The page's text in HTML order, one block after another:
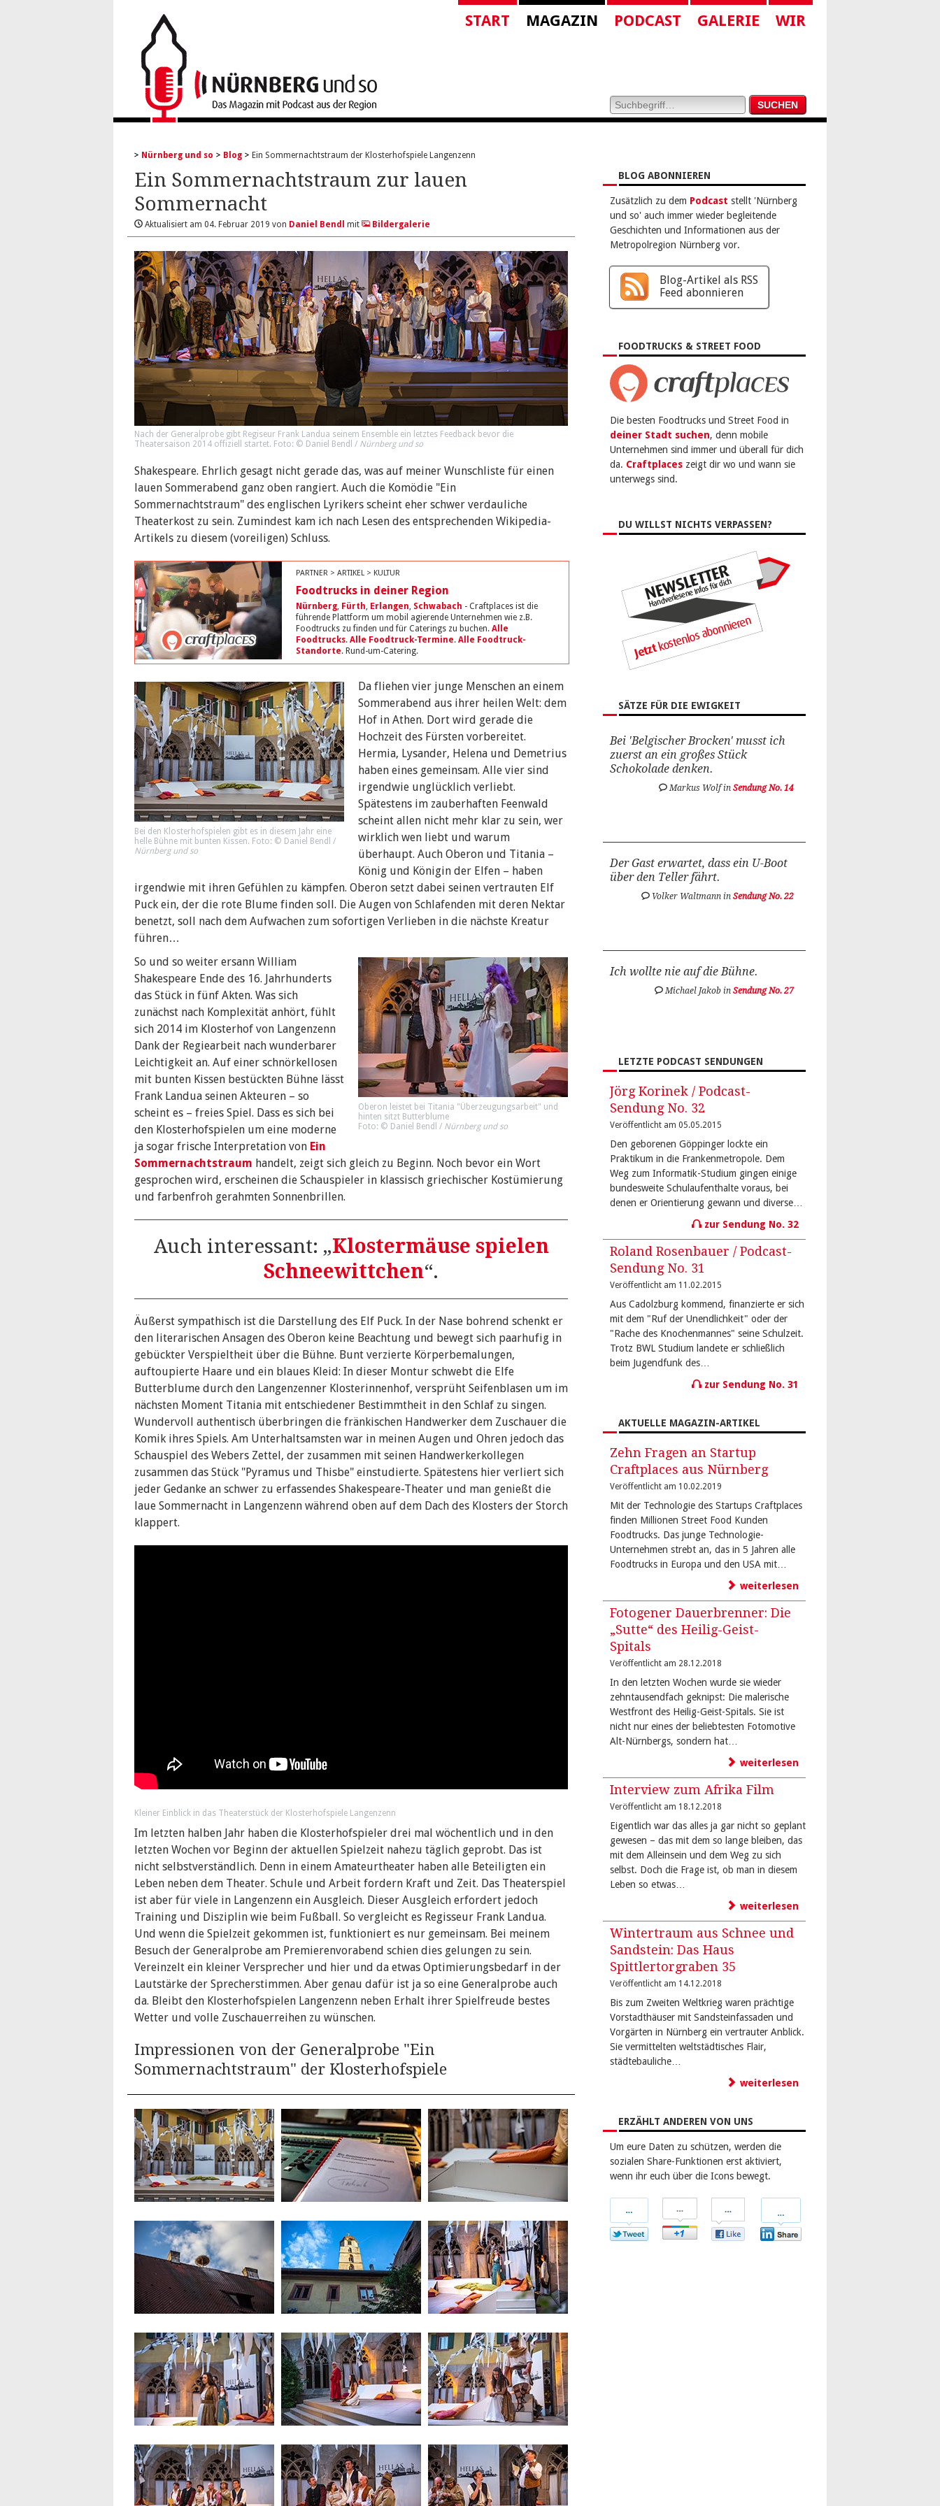
START MAGAZIN PODCAST GALERIE WIR
Nürnberg und so Blog Ein Sommernachtstraum der Klosterhofspiele Langenzenn
Ein Sommernachtstraum zur lauen
Sommernacht
Aktualisiert am 04. Februar 2019 von Daniel Bendl mit Bildergalerie
Nach der Generalprobe gibt Regiseur Frank Landua seinem Ensemble ein letztes Feedback bevor die
Theatersaison 2014 offiziell startet. Foto: © Daniel Bendl / Nürnberg und so
Shakespeare. Ehrlich gesagt nicht gerade das, was auf meiner Wunschliste für einen
lauen Sommerabend ganz oben rangiert. Auch die Komödie "Ein
Sommernachtstraum" des englischen Lyrikers scheint eher schwer verdauliche
Theaterkost zu sein. Zumindest kam ich nach Lesen des entsprechenden Wikipedia-
Artikels zu diesem (voreiligen) Schluss.
PARTNER > ARTIKEL > KULTUR
Foodtrucks in deiner Region
Nürnberg, Fürth, Erlangen, Schwabach - Craftplaces ist die
führende Plattform um mobil agierende Unternehmen wie z.B.
Foodtrucks zu finden und für Caterings zu buchen. Alle
Foodtrucks. Alle Foodtruck-Termine. Alle Foodtruck-
Standorte. Rund-um-Catering.
Bei den Klosterhofspielen gibt es in diesem Jahr eine
helle Bühne mit bunten Kissen. Foto: © Daniel Bendl /
Nürnberg und so
Da fliehen vier junge Menschen an einem
Sommerabend aus ihrer heilen Welt: dem
Hof in Athen. Dort wird gerade die
Hochzeit des Fürsten vorbereitet.
Hermia, Lysander, Helena und Demetrius
haben eines gemeinsam. Alle vier sind
irgendwie unglücklich verliebt.
Spätestens im zauberhaften Feenwald
scheint allen nicht mehr klar zu sein, wer
wirklich wen liebt und warum
überhaupt. Auch Oberon und Titania –
König und Königin der Elfen – haben
irgendwie mit ihren Gefühlen zu kämpfen. Oberon setzt dabei seinen vertrauten Elf
Puck ein, der die rote Blume finden soll. Die Augen von Schlafenden mit deren Nektar
benetzt, soll nach dem Aufwachen zum sofortigen Verlieben in die nächste Kreatur
führen…
Oberon leistet bei Titania "Überzeugungsarbeit" und
hinten sitzt Butterblume
Foto: © Daniel Bendl / Nürnberg und so
So und so weiter ersann William
Shakespeare Ende des 16. Jahrhunderts
das Stück in fünf Akten. Was sich
zunächst nach Komplexität anhört, fühlt
sich 2014 im Klosterhof von Langenzenn
Dank der Regiearbeit nach wunderbarer
Leichtigkeit an. Auf einer schnörkellosen
mit bunten Kissen bestückten Bühne lässt
Frank Landua seinen Akteuren – so
scheint es – freies Spiel. Dass es sich bei
den Klosterhofspielen um eine moderne
ja sogar frische Interpretation von Ein
Sommernachtstraum handelt, zeigt sich gleich zu Beginn. Noch bevor ein Wort
gesprochen wird, erscheinen die Schauspieler in klassisch griechischer Kostümierung
und farbenfroh gerahmten Sonnenbrillen.
Auch interessant: „Klostermäuse spielen
Schneewittchen“.
Äußerst sympathisch ist die Darstellung des Elf Puck. In der Nase bohrend schenkt er
den literarischen Ansagen des Oberon keine Beachtung und bewegt sich paarhufig in
gebückter Verspieltheit über die Bühne. Bunt verzierte Körperbemalungen,
auftoupierte Haare und ein blaues Kleid: In dieser Montur schwebt die Elfe
Butterblume durch den Langenzenner Klosterinnenhof, versprüht Seifenblasen um im
nächsten Moment Titania mit entschiedener Bestimmtheit in den Schlaf zu singen.
Wundervoll authentisch überbringen die fränkischen Handwerker dem Zuschauer die
Komik ihres Spiels. Am Unterhaltsamsten war in meinen Augen und Ohren jedoch das
Schauspiel des Webers Zettel, der zusammen mit seinen Handwerkerkollegen
zusammen das Stück "Pyramus und Thisbe" einstudierte. Spätestens hier verliert sich
jeder Gedanke an schwer zu erfassendes Shakespeare-Theater und man genießt die
laue Sommernacht in Langenzenn während oben auf dem Dach des Klosters der Storch
klappert.
Kleiner Einblick in das Theaterstück der Klosterhofspiele Langenzenn
Im letzten halben Jahr haben die Klosterhofspieler drei mal wöchentlich und in den
letzten Wochen vor Beginn der aktuellen Spielzeit nahezu täglich geprobt. Das ist
nicht selbstverständlich. Denn in einem Amateurtheater haben alle Beteiligten ein
Leben neben dem Theater. Schule und Arbeit fordern Kraft und Zeit. Das Theaterspiel
ist aber für viele in Langenzenn ein Ausgleich. Dieser Ausgleich erfordert jedoch
Training und Disziplin wie beim Fußball. So vergleicht es Regisseur Frank Landua.
Und wenn die Spielzeit gekommen ist, funktioniert es nur gemeinsam. Bei meinem
Besuch der Generalprobe am Premierenvorabend schien dies gelungen zu sein.
Vereinzelt ein kleiner Versprecher und hier und da etwas Optimierungsbedarf in der
Lautstärke der Sprecherstimmen. Aber genau dafür ist ja so eine Generalprobe auch
da. Bleibt den Klosterhofspielen Langenzenn neben Erhalt ihrer Spielfreude bestes
Wetter und volle Zuschauerreihen zu wünschen.
Impressionen von der Generalprobe "Ein
Sommernachtstraum" der Klosterhofspiele
BLOG ABONNIEREN
Zusätzlich zu dem Podcast stellt 'Nürnberg
und so' auch immer wieder begleitende
Geschichten und Informationen aus der
Metropolregion Nürnberg vor.
Blog-Artikel als RSS
Feed abonnieren
FOODTRUCKS & STREET FOOD
Die besten Foodtrucks und Street Food in
deiner Stadt suchen, denn mobile
Unternehmen sind immer und überall für dich
da. Craftplaces zeigt dir wo und wann sie
unterwegs sind.
DU WILLST NICHTS VERPASSEN?
SÄTZE FÜR DIE EWIGKEIT
Bei 'Belgischer Brocken' musst ich
zuerst an ein großes Stück
Schokolade denken.
Markus Wolf inSendung No. 14
Der Gast erwartet, dass ein U-Boot
über den Teller fährt.
Volker Waltmann inSendung No. 22
Ich wollte nie auf die Bühne.
Michael Jakob inSendung No. 27
LETZTE PODCAST SENDUNGEN
Jörg Korinek / Podcast-
Sendung No. 32
Veröffentlicht am 05.05.2015
Den geborenen Göppinger lockte ein
Praktikum in die Frankenmetropole. Dem
Weg zum Informatik-Studium gingen einige
bundesweite Schulaufenthalte voraus, bei
denen er Orientierung gewann und diverse…
zur Sendung No. 32
Roland Rosenbauer / Podcast-
Sendung No. 31
Veröffentlicht am 11.02.2015
Aus Cadolzburg kommend, finanzierte er sich
mit dem "Ruf der Unendlichkeit" oder der
"Rache des Knochenmannes" seine Schulzeit.
Trotz BWL Studium landete er schließlich
beim Jugendfunk des…
zur Sendung No. 31
AKTUELLE MAGAZIN-ARTIKEL
Zehn Fragen an Startup
Craftplaces aus Nürnberg
Veröffentlicht am 10.02.2019
Mit der Technologie des Startups Craftplaces
finden Millionen Street Food Kunden
Foodtrucks. Das junge Technologie-
Unternehmen strebt an, das in 5 Jahren alle
Foodtrucks in Europa und den USA mit…
weiterlesen
Fotogener Dauerbrenner: Die
„Sutte“ des Heilig-Geist-
Spitals
Veröffentlicht am 28.12.2018
In den letzten Wochen wurde sie wieder
zehntausendfach geknipst: Die malerische
Westfront des Heilig-Geist-Spitals. Sie ist
nicht nur eines der beliebtesten Fotomotive
Alt-Nürnbergs, sondern hat…
weiterlesen
Interview zum Afrika Film
Veröffentlicht am 18.12.2018
Eigentlich war das alles ja gar nicht so geplant
gewesen – das mit dem so lange bleiben, das
mit dem Alleinsein und dem Weg zu sich
selbst. Doch die Frage ist, ob man in diesem
Leben so etwas…
weiterlesen
Wintertraum aus Schnee und
Sandstein: Das Haus
Spittlertorgraben 35
Veröffentlicht am 14.12.2018
Bis zum Zweiten Weltkrieg waren prächtige
Vorstadthäuser mit Sandsteinfassaden und
Vorgärten in Nürnberg ein vertrauter Anblick.
Sie vermittelten weltstädtisches Flair,
städtebauliche…
weiterlesen
ERZÄHLT ANDEREN VON UNS
Um eure Daten zu schützen, werden die
sozialen Share-Funktionen erst aktiviert,
wenn ihr euch über die Icons bewegt.
Twitter
bei
Google+
bei
Facebook
LinkedIn